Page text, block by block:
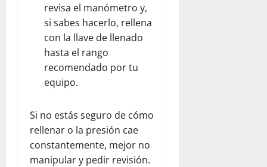
revisa el manómetro y,
si sabes hacerlo, rellena
con la llave de llenado
hasta el rango
recomendado por tu
equipo.
Si no estás seguro de cómo
rellenar o la presión cae
constantemente, mejor no
manipular y pedir revisión.